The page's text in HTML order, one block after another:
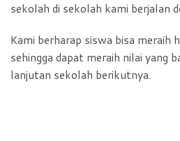
sekolah di sekolah kami berjalan
Kami berharap siswa bisa meraih
sehingga dapat meraih nilai yang
lanjutan sekolah berikutnya.